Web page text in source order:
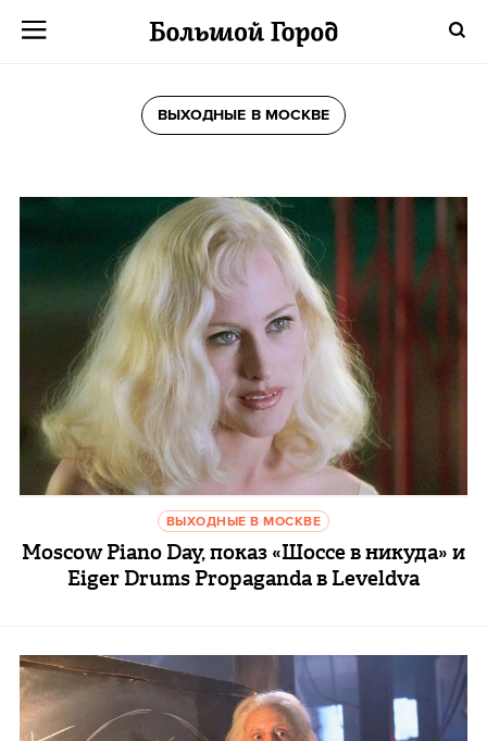
ВЫХОДНЫЕ В МОСКВЕ
ВЫХОДНЫЕ В МОСКВЕ
Moscow Piano Day, показ «Шоссе в никуда» и
Eiger Drums Propaganda в Leveldva